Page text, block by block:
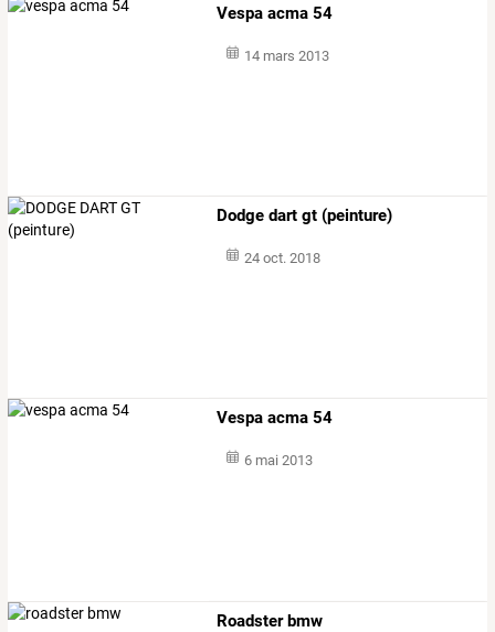
Vespa acma 54
14 mars 2013
Dodge dart gt (peinture)
24 oct. 2018
Vespa acma 54
6 mai 2013
Roadster bmw